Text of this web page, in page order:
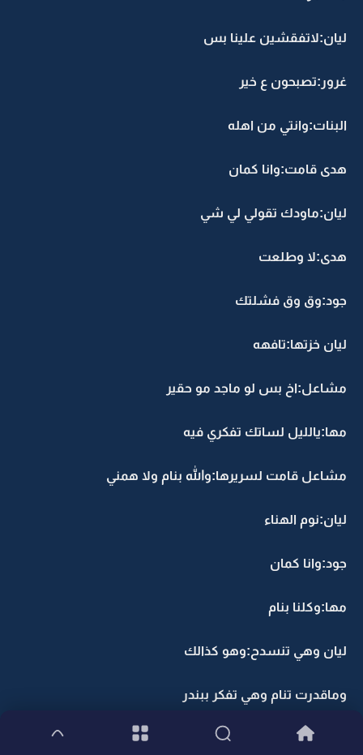
ليان:لاتفقشين علينا بس
غرور:تصبحون ع خير
البنات:وانتي من اهله
هدى قامت:وانا كمان
ليان:ماودك تقولي لي شي
هدى:لا وطلعت
جود:وق وق فشلتك
ليان خزتها:تافهه
مشاعل:اخ بس لو ماجد مو حقير
مها:يالليل لساتك تفكري فيه
مشاعل قامت لسريرها:والله بنام ولا همني
ليان:نوم الهناء
جود:وانا كمان
مها:وكلنا بنام
ليان وهي تنسدح:وهو كذالك
وماقدرت تنام وهي تفكر ببندر